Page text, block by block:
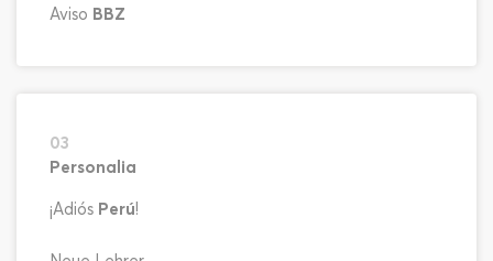
Aviso BBZ
03
Personalia
¡Adiós Perú!